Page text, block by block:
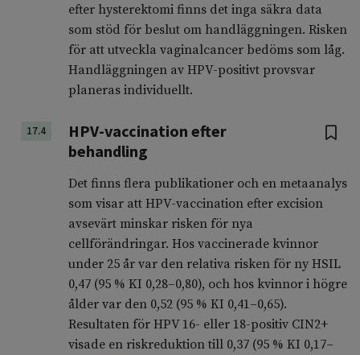
efter hysterektomi finns det inga säkra data
som stöd för beslut om handläggningen. Risken
för att utveckla vaginalcancer bedöms som låg.
Handläggningen av HPV-positivt provsvar
planeras individuellt.
17.4
HPV-vaccination efter
behandling
Det finns flera publikationer och en metaanalys
som visar att HPV-vaccination efter excision
avsevärt minskar risken för nya
cellförändringar. Hos vaccinerade kvinnor
under 25 år var den relativa risken för ny HSIL
0,47 (95 % KI 0,28–0,80), och hos kvinnor i högre
ålder var den 0,52 (95 % KI 0,41–0,65).
Resultaten för HPV 16- eller 18-positiv CIN2+
visade en riskreduktion till 0,37 (95 % KI 0,17–